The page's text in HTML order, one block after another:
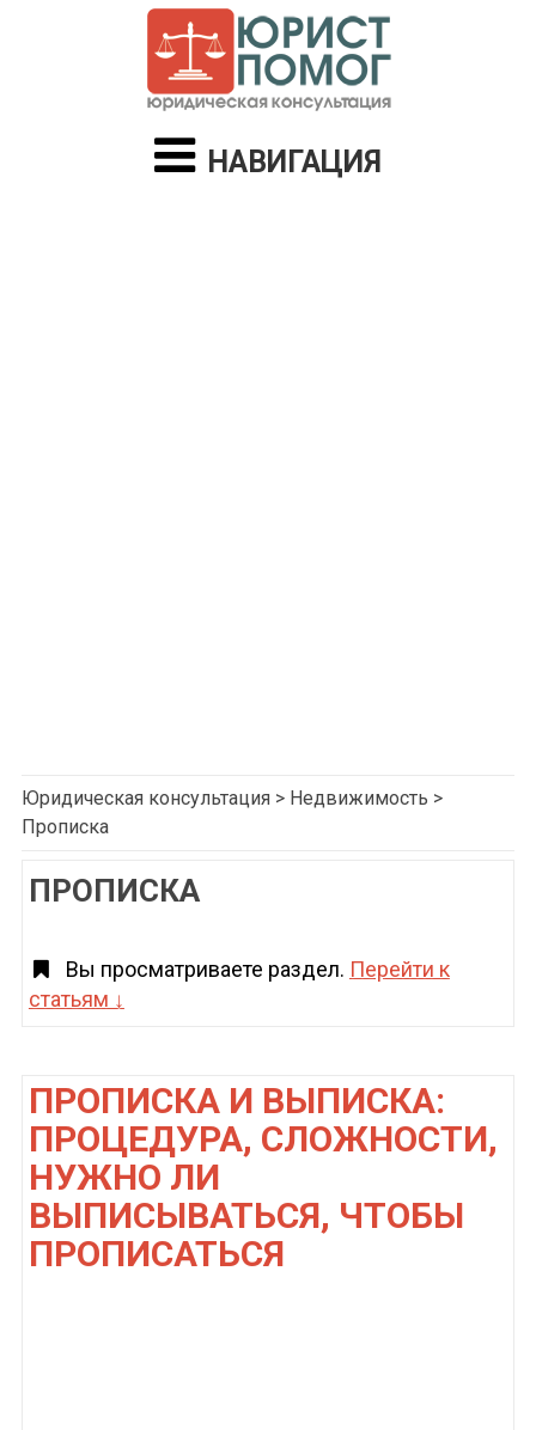
НАВИГАЦИЯ
Юридическая консультация> Недвижимость >
Прописка
ПРОПИСКА
Вы просматриваете раздел. Перейти к
статьям ↓
ПРОПИСКА И ВЫПИСКА:
ПРОЦЕДУРА, СЛОЖНОСТИ,
НУЖНО ЛИ
ВЫПИСЫВАТЬСЯ, ЧТОБЫ
ПРОПИСАТЬСЯ